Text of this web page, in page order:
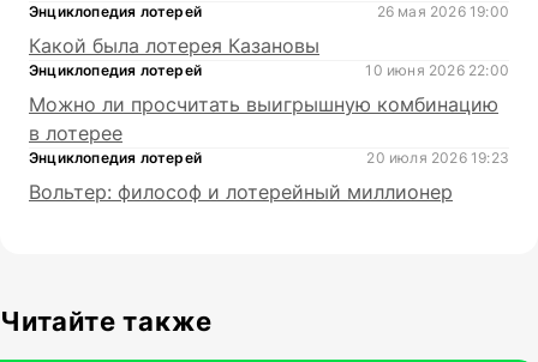
Энциклопедия лотерей 26 мая 2026 19:00
Какой была лотерея Казановы
Энциклопедия лотерей 10 июня 2026 22:00
Можно ли просчитать выигрышную комбинацию
в лотерее
Энциклопедия лотерей 20 июля 2026 19:23
Вольтер: философ и лотерейный миллионер
Читайте также